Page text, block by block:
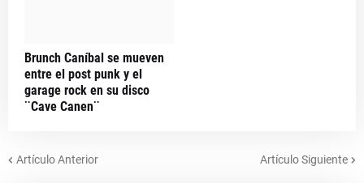
Brunch Caníbal se mueven
entre el post punk y el
garage rock en su disco
¨Cave Canen¨
Artículo Anterior Artículo Siguiente